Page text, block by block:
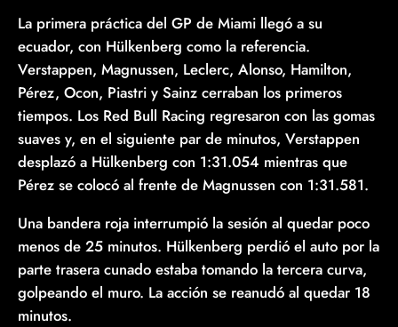
La primera práctica del GP de Miami llegó a su
ecuador, con Hülkenberg como la referencia.
Verstappen, Magnussen, Leclerc, Alonso, Hamilton,
Pérez, Ocon, Piastri y Sainz cerraban los primeros
tiempos. Los Red Bull Racing regresaron con las gomas
suaves y, en el siguiente par de minutos, Verstappen
desplazó a Hülkenberg con 1:31.054 mientras que
Pérez se colocó al frente de Magnussen con 1:31.581.
Una bandera roja interrumpió la sesión al quedar poco
menos de 25 minutos. Hülkenberg perdió el auto por la
parte trasera cunado estaba tomando la tercera curva,
golpeando el muro. La acción se reanudó al quedar 18
minutos.